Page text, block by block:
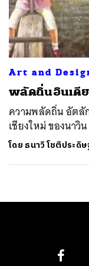
Art and
พลัดถิ่นอินเดี
ความพลัดถิ่น อัตลั
เชียงใหม่ ของนาวิ
โดย ธนาวิ โชติประดิ
ค้นหา
SHARE